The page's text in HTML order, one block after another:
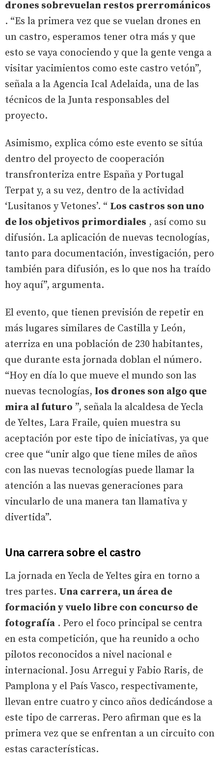
drones sobrevuelan restos prerrománicos
. “Es la primera vez que se vuelan drones en
un castro, esperamos tener otra más y que
esto se vaya conociendo y que la gente venga a
visitar yacimientos como este castro vetón”,
señala a la Agencia Ical Adelaida, una de las
técnicos de la Junta responsables del
proyecto.
Asimismo, explica cómo este evento se sitúa
dentro del proyecto de cooperación
transfronteriza entre España y Portugal
Terpat y, a su vez, dentro de la actividad
‘Lusitanos y Vetones’. “ Los castros son uno
de los objetivos primordiales , así como su
difusión. La aplicación de nuevas tecnologías,
tanto para documentación, investigación, pero
también para difusión, es lo que nos ha traído
hoy aquí”, argumenta.
El evento, que tienen previsión de repetir en
más lugares similares de Castilla y León,
aterriza en una población de 230 habitantes,
que durante esta jornada doblan el número.
“Hoy en día lo que mueve el mundo son las
nuevas tecnologías, los drones son algo que
mira al futuro ”, señala la alcaldesa de Yecla
de Yeltes, Lara Fraile, quien muestra su
aceptación por este tipo de iniciativas, ya que
cree que “unir algo que tiene miles de años
con las nuevas tecnologías puede llamar la
atención a las nuevas generaciones para
vincularlo de una manera tan llamativa y
divertida”.
Una carrera sobre el castro
La jornada en Yecla de Yeltes gira en torno a
tres partes. Una carrera, un área de
formación y vuelo libre con concurso de
fotografía . Pero el foco principal se centra
en esta competición, que ha reunido a ocho
pilotos reconocidos a nivel nacional e
internacional. Josu Arregui y Fabio Raris, de
Pamplona y el País Vasco, respectivamente,
llevan entre cuatro y cinco años dedicándose a
este tipo de carreras. Pero afirman que es la
primera vez que se enfrentan a un circuito con
estas características.